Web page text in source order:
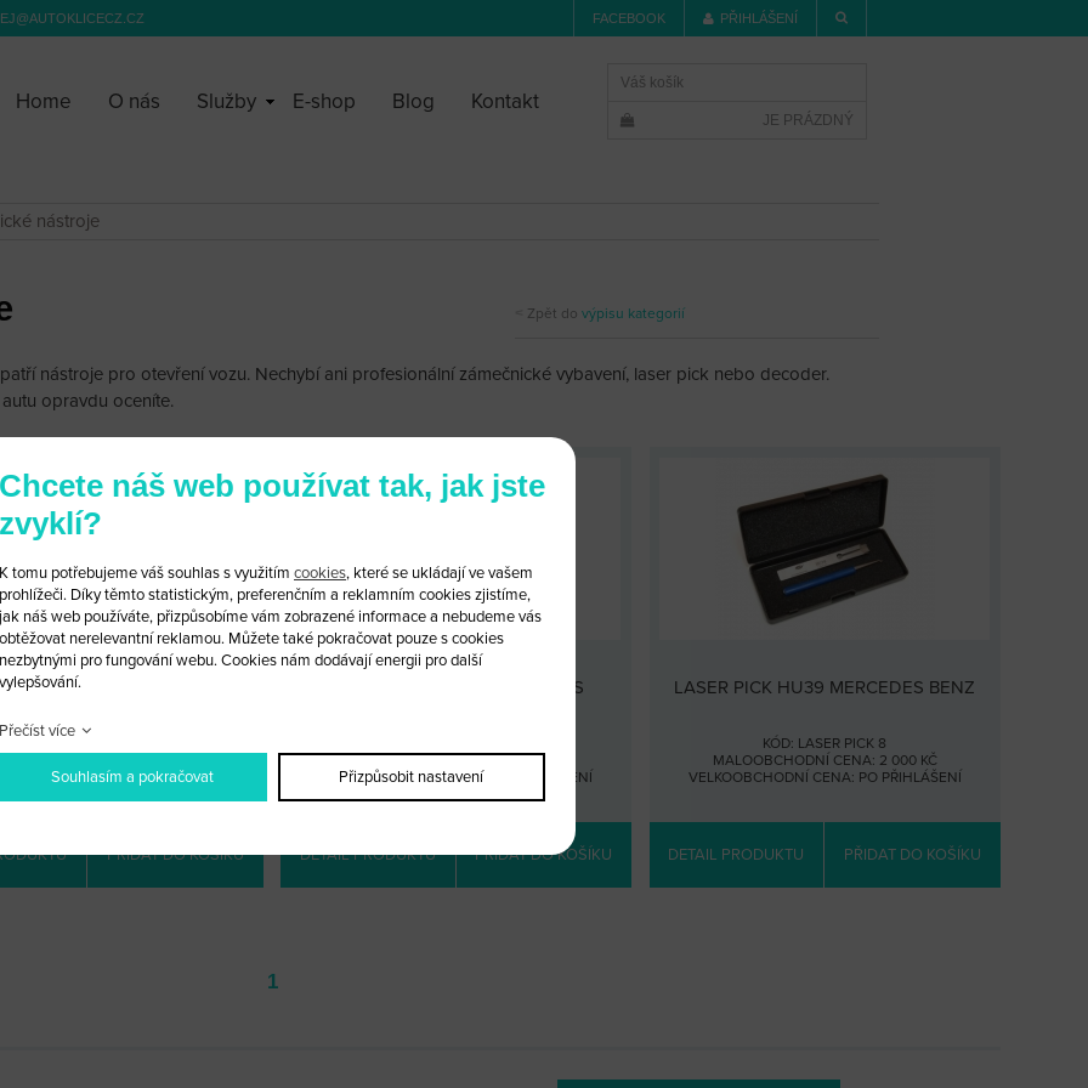
FACEBOOK PŘIHLÁŠENÍ
Home O nás Služby E-shop Blog Kontakt
Váš košík
JE PRÁZDNÝ
nástroje
Zpět do výpisu kategorií
nástroje pro otevření vozu. Nechybí ani profesionální zámečnické vybavení, laser pick nebo decoder.
opravdu oceníte.
HU64 MERCEDES BENZ
CENA:PO PŘIHLÁŠENÍ
PŘIDAT DO KOŠÍKU
LASER PICK HU 64 MERCEDES
MALOOBCHODNÍ CENA: 2 000 KČ
VELKOOBCHODNÍ CENA:
PO PŘIHLÁŠENÍ
DETAIL PRODUKTU PŘIDAT DO KOŠÍKU
LASER PICK HU39 MERCEDES BENZ
KÓD: LASER PICK 8
MALOOBCHODNÍ CENA: 2 000 KČ
VELKOOBCHODNÍ CENA: PO PŘIHLÁŠENÍ
DETAIL PRODUKTU PŘIDAT DO KOŠÍKU
1
Chcete náš web používat tak, jak jste
zvyklí?
K tomu potřebujeme váš souhlas s využitím cookies, které se ukládají ve vašem
prohlížeči. Díky těmto statistickým, preferenčním a reklamním cookies zjistíme,
jak náš web používáte, přizpůsobíme vám zobrazené informace a nebudeme vás
obtěžovat nerelevantní reklamou. Můžete také pokračovat pouze s cookies
nezbytnými pro fungování webu. Cookies nám dodávají energii pro další
vylepšování.
Přečíst více
Souhlasím a pokračovat Přizpůsobit nastavení